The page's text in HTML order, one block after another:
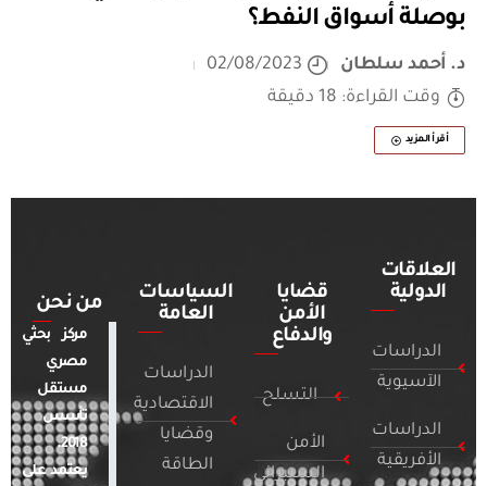
بوصلة أسواق النفط؟
د. أحمد سلطان
02/08/2023
وقت القراءة: 18 دقيقة
أقرأ المزيد
العلاقات
الدولية
الدراسات
الآسيوية
الدراسات
الأفريقية
قضايا
الأمن
والدفاع
التسلح
الأمن
السيبراني
السياسات
العامة
الدراسات
الاقتصادية
وقضايا
الطاقة
من نحن
مركز بحثي
مصري
مستقل
تأسس
2018.
يعتمد على